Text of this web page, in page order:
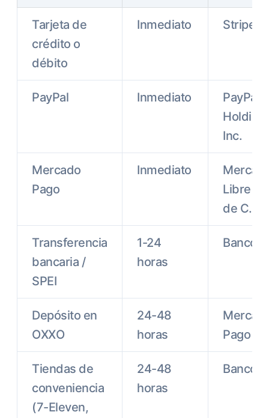
Tarjeta de
crédito o
débito
Inmediato Stripe
PayPal Inmediato
PayPal
Inc.
Mercado
Pago
Inmediato
Libre
de C.V.
Transferencia
bancaria /
SPEI
1-24
horas
Banco
Depósito en
OXXO
24-48
horas
Pago
Tiendas de
conveniencia
(7-Eleven,
24-48
horas
Banco